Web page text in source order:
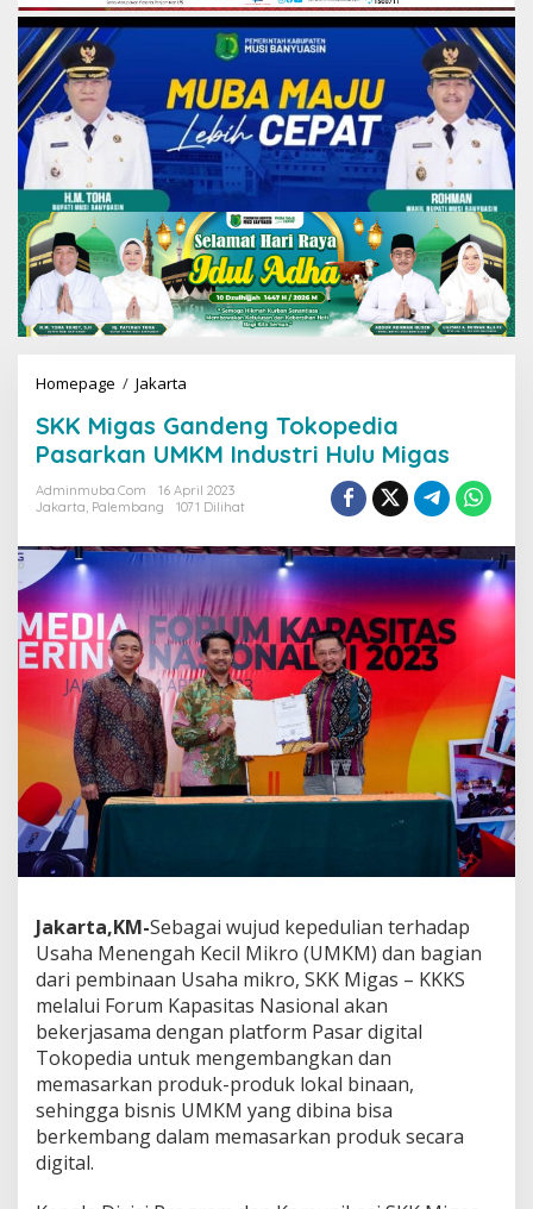
Homepage / Jakarta
K
M
i
g
a
G
n
d
e
n
g
T
o
k
o
p
e
a
s
a
r
k
a
n
U
M
K
M
SKK Migas Gandeng Tokopedia
Pasarkan UMKM Industri Hulu Migas
Adminmuba.com
16 April 2023
Jakarta Palembang 1071 Dilihat
Jakarta,KM-Sebagai wujud kepedulian terhadap
Usaha Menengah Kecil Mikro (UMKM) dan bagian
dari pembinaan Usaha mikro, SKK Migas – KKKS
melalui Forum Kapasitas Nasional akan
bekerjasama dengan platform Pasar digital
Tokopedia untuk mengembangkan dan
memasarkan produk-produk lokal binaan,
sehingga bisnis UMKM yang dibina bisa
berkembang dalam memasarkan produk secara
digital.